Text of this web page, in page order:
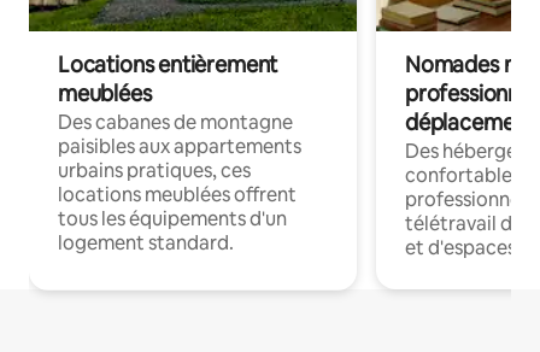
Locations entièrement
meublées
Des cabanes de montagne
paisibles aux appartements
urbains pratiques, ces
locations meublées offrent
tous les équipements d'un
logement standard.
Nomades
déplacement
Des
confortables
professionnels
télétravail
et d'espaces